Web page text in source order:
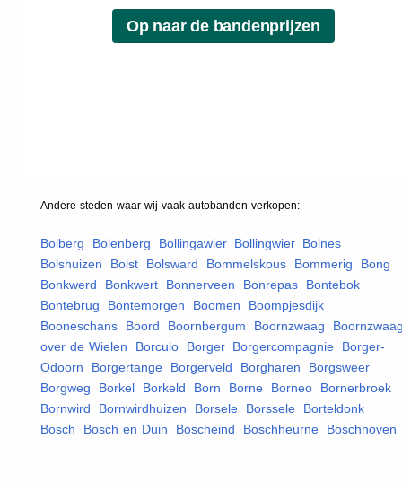
Andere steden waar wij vaak autobanden verkopen:
Bolberg Bolenberg Bollingawier, Bollingwier, Bolnes
Bolshuizen
Bolst Bolsward Bommelskous Bommerig Bong
Bonkwerd
Bonkwert Bonnerveen Bonrepas Bontebok
Bontebrug
Bontemorgen Boomen Boompjesdijk
Booneschans
Boord Boornbergum Boornzwaag
over de Wielen
Borculo Borger, Borgercompagnie
Borger-
Odoorn
Borgertange Borgerveld Borgharen Borgsweer,
Borgweg
Borkel Borkeld Born Borne Borneo Bornerbroek
Bornwird
Bornwirdhuizen Borsele Borssele Borteldonk
Bosch
Bosch en Duin Boscheind Boschheurne Boschhoven